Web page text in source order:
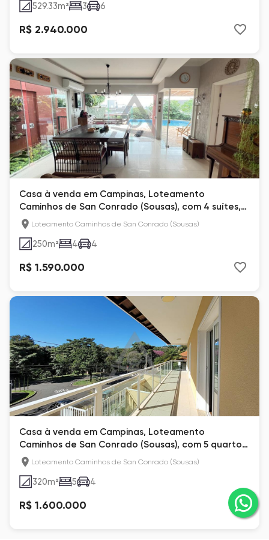
529.33m² 3 6
R$ 2.940.000
Casa à venda em Campinas, Loteamento
Caminhos de San Conrado (Sousas), com 4 suítes,
com 250 m²
Loteamento Caminhos de San Conrado (Sousas)
250m² 4 4
R$ 1.590.000
Casa à venda em Campinas, Loteamento
Caminhos de San Conrado (Sousas), com 5 quartos,
com 320 m²
Loteamento Caminhos de San Conrado (Sousas)
320m² 5 4
R$ 1.600.000